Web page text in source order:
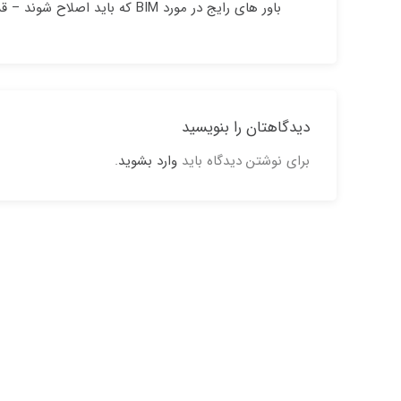
باور های رایج در مورد BIM که باید اصلاح شوند – قسمت ۲
دیدگاهتان را بنویسید
برای نوشتن دیدگاه باید وارد بشوید.